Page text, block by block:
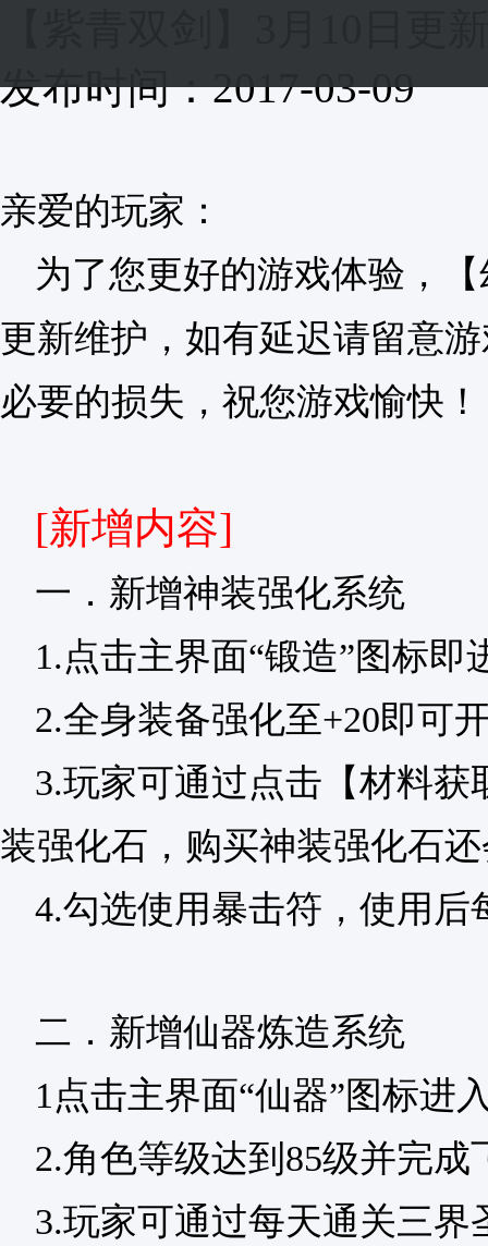
发布时间：2017-03-09
亲爱的玩家：
为了您更好的游戏体验，
更新维护，如有延迟请留意
必要的损失，祝您游戏愉快！
[新增内容]
一．新增神装强化系统
1.点击主界面“锻造”图标即
2.全身装备强化至+20即可
3.玩家可通过点击【材料
装强化石，购买神装强化石
4.勾选使用暴击符，使用
二．新增仙器炼造系统
1点击主界面“仙器”图标进
2.角色等级达到85级并完
3.玩家可通过每天通关三